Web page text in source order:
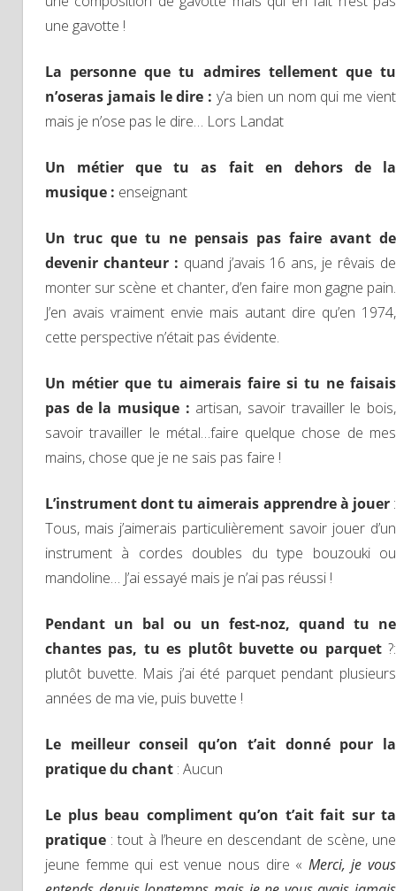
une gavotte !
La personne que tu admires tellement que tu
n’oseras jamais le dire :y’a bien un nom qui me vient
mais je n’ose pas le dire… Lors Landat
Un métier que tu as fait en dehors de la
musique : enseignant
Un truc que tu ne pensais pas faire avant de
devenir chanteur : quand j’avais 16 ans, je rêvais de
monter sur scène et chanter, d’en faire mon gagne pain.
J’en avais vraiment envie mais autant dire qu’en 1974,
cette perspective n’était pas évidente.
Un métier que tu aimerais faire si tu ne faisais
pas de la musique : artisan, savoir travailler le bois,
savoir travailler le métal…faire quelque chose de mes
mains, chose que je ne sais pas faire !
L’instrument dont tu aimerais apprendre à jouer :
Tous, mais j’aimerais particulièrement savoir jouer d’un
instrument à cordes doubles du type bouzouki ou
mandoline… J’ai essayé mais je n’ai pas réussi !
Pendant un bal ou un fest-noz, quand tu ne
chantes pas, tu es plutôt buvette ou parquet ?:
plutôt buvette. Mais j’ai été parquet pendant plusieurs
années de ma vie, puis buvette !
Le meilleur conseil qu’on t’ait donné pour la
pratique du chant : Aucun
Le plus beau compliment qu’on t’ait fait sur ta
pratique : tout à l’heure en descendant de scène, une
jeune femme qui est venue nous dire « Merci, je vous